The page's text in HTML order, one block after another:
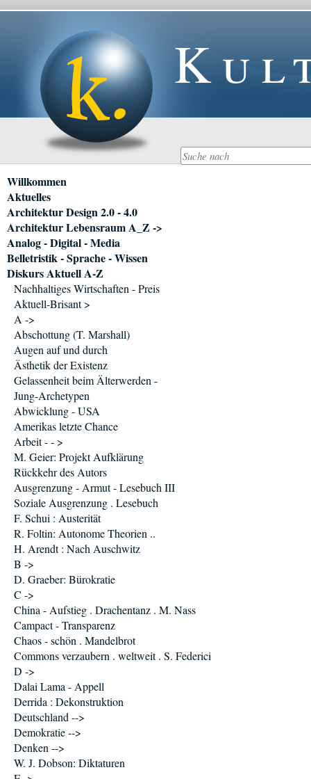
Navigation
überspringen
Willkommen
Aktuelles
Architektur Design 2.0 - 4.0
Architektur Lebensraum A_Z ->
Analog - Digital - Media
Belletristik - Sprache - Wissen
Diskurs Aktuell A-Z
Nachhaltiges Wirtschaften - Preis
Aktuell-Brisant >
A ->
Abschottung (T. Marshall)
Augen auf und durch
Ästhetik der Existenz
Gelassenheit beim Älterwerden -
Jung-Archetypen
Abwicklung - USA
Amerikas letzte Chance
Arbeit - - >
M. Geier: Projekt Aufklärung
Rückkehr des Autors
Ausgrenzung - Armut - Lesebuch III
Soziale Ausgrenzung . Lesebuch
F. Schui : Austerität
R. Foltin: Autonome Theorien ..
H. Arendt : Nach Auschwitz
B ->
D. Graeber: Bürokratie
C ->
China - Aufstieg . Drachentanz . M. Nass
Campact - Transparenz
Chaos - schön . Mandelbrot
Commons verzaubern . weltweit . S. Federici
D ->
Dalai Lama - Appell
Derrida : Dekonstruktion
Deutschland -->
Demokratie -->
Denken -->
W. J. Dobson: Diktaturen